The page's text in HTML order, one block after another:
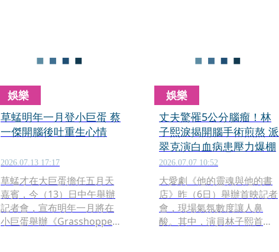
娛樂
草蜢明年一月登小巨蛋 蔡
一傑開腦後吐重生心情
2026.07.13 17:17
草蜢才在大巨蛋擔任五月天
嘉賓，今（13）日中午舉辦
記者會，宣布明年一月將在
小巨蛋舉辦《Grasshopper
娛樂
丈夫驚罹5公分腦瘤！林
子熙淚揭開腦手術煎熬 派
翠克演白血病患壓力爆棚
2026.07.07 10:52
大愛劇《他的靈魂與他的書
店》昨（6日）舉辦首映記者
會，現場氣氛數度讓人鼻
酸。其中，演員林子熙首度